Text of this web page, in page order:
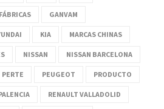
FÁBRICAS GANVAM
KIA MARCAS CHINAS
NISSAN NISSAN BARCELONA
PERTE PEUGEOT PRODUCTO
RENAULT VALLADOLID